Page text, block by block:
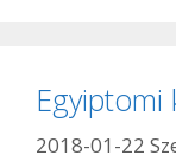
2018-01-22